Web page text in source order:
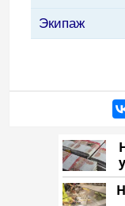
Экипаж